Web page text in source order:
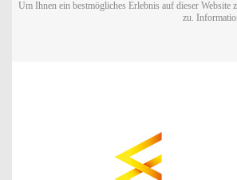
Um Ihnen ein bestmögliches Erlebnis auf dieser
zu.